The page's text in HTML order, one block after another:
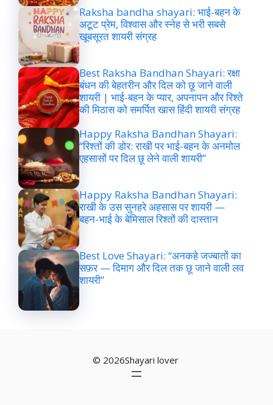
Raksha bandha shayari: भाई-बहन के
अटूट प्रेम, विश्वास और स्नेह से भरी सबसे
खूबसूरत शायरी संग्रह
Best Raksha Bandhan Shayari: रक्षा
बंधन की बेहतरीन और दिल को छू जाने वाली
शायरी | भाई-बहन के प्यार, अपनापन और रिश्ते
की मिठास को समर्पित खास हिंदी शायरी संग्रह
Happy Raksha Bandhan Shayari:
“रिश्तों की डोर: राखी पर भाई-बहन के अनमोल
एहसासों पर दिल छू लेने वाली शायरी”
Happy Raksha Bandhan Shayari:
राखी के उस सुनहरे अहसास पर शायरी —
बहन-भाई के बेमिसाल रिश्तों की दास्तान
Best Love Shayari: “अनकहे जज्बातों का
सफ़र — दिमाग और दिल तक छू जाने वाली लव
शायरी”
© 2026Shayari lover